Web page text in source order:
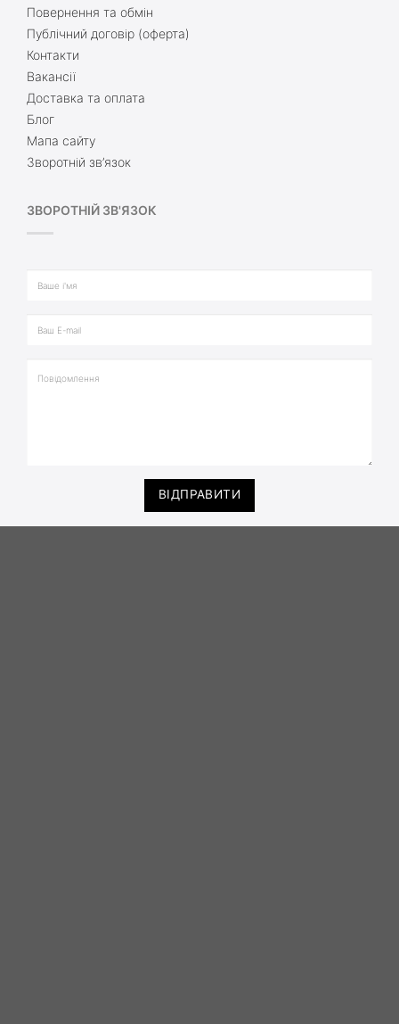
Повернення та обмін
Публічний договір (оферта)
Контакти
Вакансії
Доставка та оплата
Блог
Мапа сайту
Зворотній зв’язок
ЗВОРОТНІЙ ЗВ'ЯЗОК
ВІДПРАВИТИ